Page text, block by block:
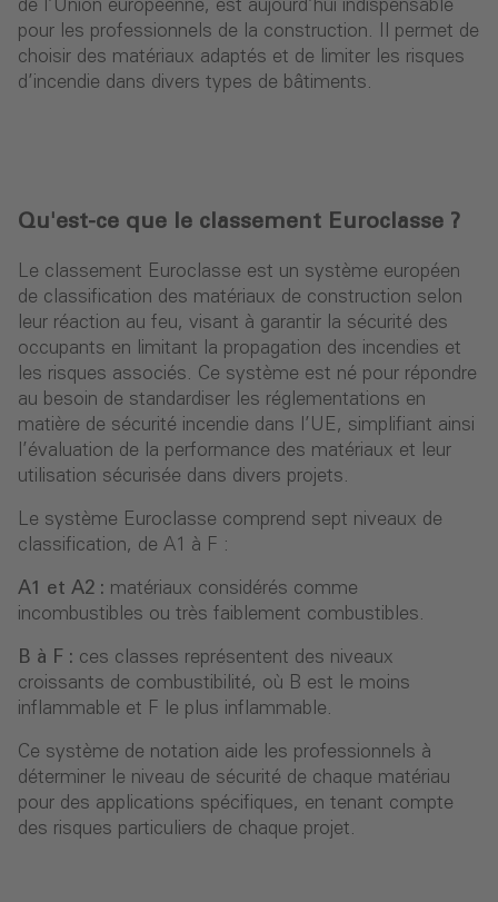
de l’Union européenne, est aujourd’hui indispensable
pour les professionnels de la construction. Il permet de
choisir des matériaux adaptés et de limiter les risques
d’incendie dans divers types de bâtiments.
Qu'est-ce que le classement Euroclasse ?
Le classement Euroclasse est un système européen
de classification des matériaux de construction selon
leur réaction au feu, visant à garantir la sécurité des
occupants en limitant la propagation des incendies et
les risques associés. Ce système est né pour répondre
au besoin de standardiser les réglementations en
matière de sécurité incendie dans l’UE, simplifiant ainsi
l’évaluation de la performance des matériaux et leur
utilisation sécurisée dans divers projets.
Le système Euroclasse comprend sept niveaux de
classification, de A1 à F :
A1 et A2 : matériaux considérés comme
incombustibles ou très faiblement combustibles.
B à F : ces classes représentent des niveaux
croissants de combustibilité, où B est le moins
inflammable et F le plus inflammable.
Ce système de notation aide les professionnels à
déterminer le niveau de sécurité de chaque matériau
pour des applications spécifiques, en tenant compte
des risques particuliers de chaque projet.